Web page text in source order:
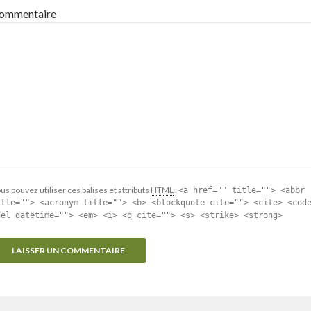
pouvez utiliser ces balises et attributs HTML : <a href="" title=""> <abbr
<acronym title=""> <b> <blockquote cite=""> <cite>
datetime=""> <em> <i> <q cite=""> <s> <strike> <strong>